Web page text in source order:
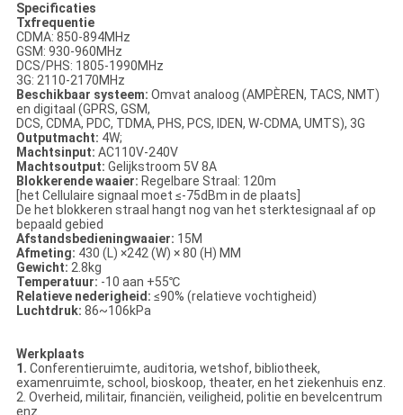
Specificaties
Txfrequentie
CDMA: 850-894MHz
GSM: 930-960MHz
DCS/PHS: 1805-1990MHz
3G: 2110-2170MHz
Beschikbaar systeem: Omvat analoog (AMPÈREN, TACS, NMT)
en digitaal (GPRS, GSM,
DCS, CDMA, PDC, TDMA, PHS, PCS, IDEN, W-CDMA, UMTS), 3G
Outputmacht: 4W;
Machtsinput: AC110V-240V
Machtsoutput: Gelijkstroom 5V 8A
Blokkerende waaier: Regelbare Straal: 120m
[het Cellulaire signaal moet ≤-75dBm in de plaats]
De het blokkeren straal hangt nog van het sterktesignaal af op
bepaald gebied
Afstandsbedieningwaaier: 15M
Afmeting: 430 (L) ×242 (W) × 80 (H) MM
Gewicht: 2.8kg
Temperatuur: -10 aan +55℃
Relatieve nederigheid: ≤90% (relatieve vochtigheid)
Luchtdruk: 86~106kPa
Werkplaats
1. Conferentieruimte, auditoria, wetshof, bibliotheek,
examenruimte, school, bioskoop, theater, en het ziekenhuis enz.
2. Overheid, militair, financiën, veiligheid, politie en bevelcentrum
enz.